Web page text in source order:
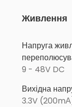
Живлення
Напруга
9 - 48V DC
Вихідна
3.3V